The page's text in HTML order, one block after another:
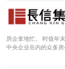
周边新盘“缺货” 丹
条街”，目前有黄金
熟的高尚住宅小区
月华庭，乐居编辑通
售人员称“最后几套
碧桂园、天晟海琴湾
块打造成雅居乐·曼
型，该楼盘起价去到
派和激进派正在较量
8079.38元/平方米，
科住宅80%，商业
次公开表示，看好社
食堂、万科的湘菜馆
可以看到，万科不只
注，在5月16日番禺
大房企，拿地意向相
亿作为正式的起拍价
地块为顺德5月份起拍
参与竞买，经过31轮
据了解，早在2月22
【相关链接：雅居乐
房企之一，其于2001
山，但其在佛山的扩
房企拿地忙。 时值年
中央企业在内的众多